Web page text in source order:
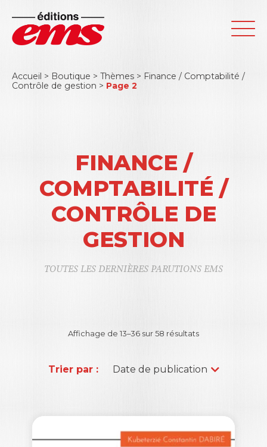
Accueil > Boutique > Thèmes > Finance / Comptabilité /
Contrôle de gestion > Page 2
FINANCE /
COMPTABILITÉ /
CONTRÔLE DE
GESTION
TOUTES LES DERNIÈRES PARUTIONS EMS
Affichage de 13–36 sur 58 résultats
Trier par :